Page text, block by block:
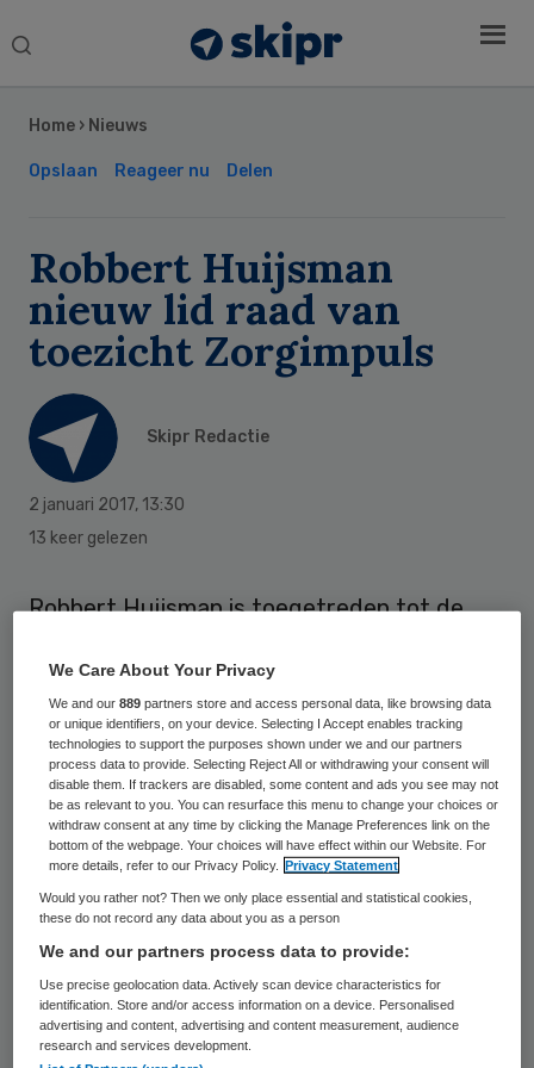
Search
Home › Nieuws
Opslaan Reageer nu Delen
Robbert Huijsman
nieuw lid raad van
toezicht Zorgimpuls
Skipr Redactie
2 januari 2017, 13:30
13 keer gelezen
Robbert Huijsman is toegetreden tot de
januari. Hij volgt Jaap van Baar op, die na
acht jaar lidmaatschap van de raad van
toezicht afscheid neemt.
Robbert Huijsman heeft ruime ervaring als
adviseur, directeur en toezichthouder bij
verschillende organisaties in cure, care,
zorgkantoren en maatschappelijk werk.
Daarnaast heeft hij een lange carrière als
hoogleraar management & organisatie van
ouderenzorg aan de Erasmus Universiteit in
Rotterdam. Tot medio 2016 was Huijsman
Sidebar
We Care About Your Privacy
We and our889 partners store and access personal data, like browsing data
or unique identifiers, on your device. Selecting I Accept enables tracking
technologies to support the purposes shown under we and our partners
process data to provide. Selecting Reject All or withdrawing your consent will
disable them. If trackers are disabled, some content and ads you see may not
be as relevant to you. You can resurface this menu to change your choices or
withdraw consent at any time by clicking the Manage Preferences link on the
bottom of the webpage. Your choices will have effect within our Website. For
more details, refer to our Privacy Policy.
Privacy Statement
Would you rather not? Then we only place essential and statistical cookies,
these do not record any data about you as a person
We and our partners process data to provide:
Use precise geolocation data. Actively scan device characteristics for
identification. Store and/or access information on a device. Personalised
advertising and content, advertising and content measurement, audience
research and services development.